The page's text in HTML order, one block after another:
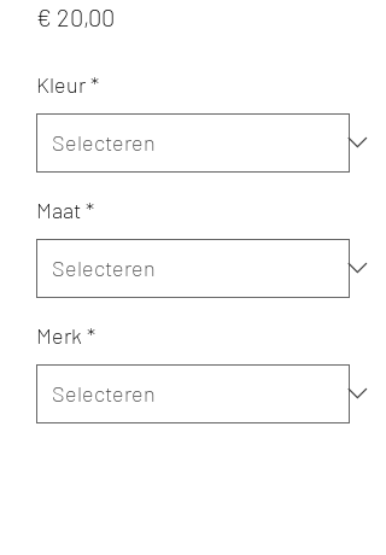
€ 20,00
Kleur*
Maat*
Merk *